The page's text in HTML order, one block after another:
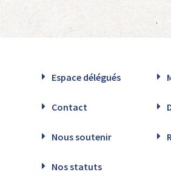
Espace délégués
Contact
Nous soutenir
Nos statuts